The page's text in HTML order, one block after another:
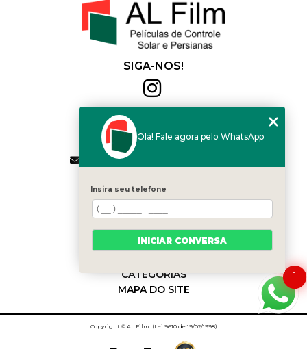
SIGA-NOS!
(11) 2564-4684
(11) 94168-2041
contato.vendas@alfilm.com.br
MENU
HOME
QUEM SOMOS
SERVIÇOS
BLOG
CATEGORIAS
MAPA DO SITE
Copyright © AL Film. (Lei 9610 de 19/02/1998)
1
Olá! Fale agora pelo WhatsApp
Insira seu telefone
INICIAR CONVERSA